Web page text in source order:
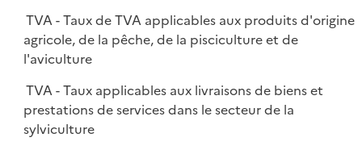
TVA - Taux de TVA applicables aux produits d'origine
agricole, de la pêche, de la pisciculture et de
l'aviculture
TVA - Taux applicables aux livraisons de biens et
prestations de services dans le secteur de la
sylviculture